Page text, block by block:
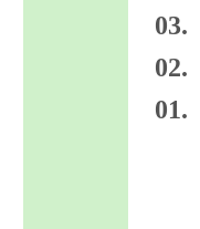
03.
02.
01.